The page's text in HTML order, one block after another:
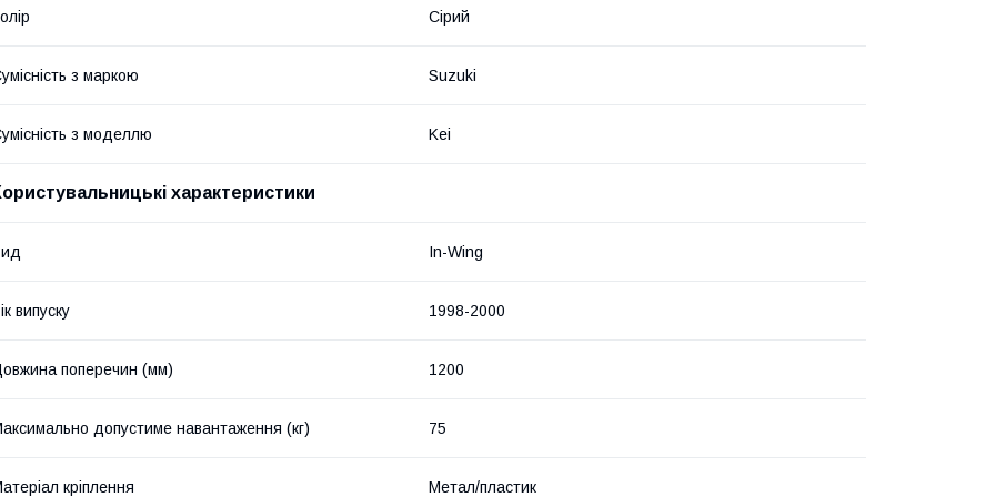
Сірий
з маркою Suzuki
з моделлю Kei
характеристики
In-Wing
випуску 1998-2000
поперечин (мм) 1200
допустиме навантаження (кг) 75
кріплення Метал/пластик